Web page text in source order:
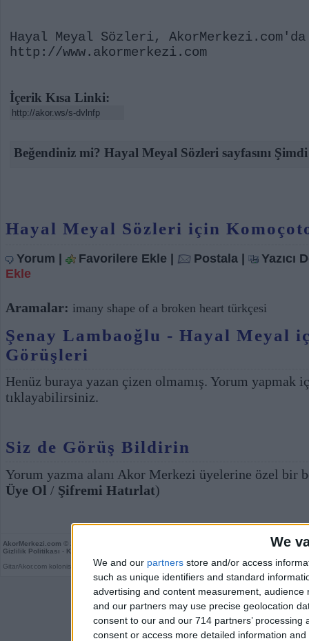
We
We and our partners store and/or access
such as unique identifiers and standard
advertising and content measurement,
and our partners may use precise geolocation
consent to our and our 714 partners’
consent or access more detailed information
Hayal Meyal Sözleri,
http://www.akormerkezi.com
İçerik Kısa Linki:
Beğendiniz mi? Hayal Meyal Sözleri sayfasını
Hayal Meyal Sözleri için
Yorum | Favorilere Ekle | Postala |
Yazıcı
Ekle
Aramalar: imany shape of a broken heart türkçesi
Şenay Lambaoğlu - Hayal Meyal
Görüşleri
Henüz buraya yazan çizen olmamış. Yorum yapmak
tıklayabilirsiniz.
Siz de Görüş Bildirin
Yorum yazma alanı Akor Merkezi üyelerine özel bir
Üye Ol / Şifremi Hatırlat)
AkorMerkezi.com © 2026
Gizlilik Politikası - Kullanım Koşulları
GitarAkor.com kolonisidir. Derleme 0,03 saniye.